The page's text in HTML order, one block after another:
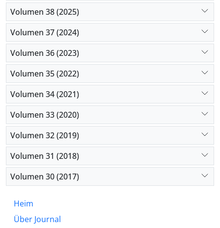
Volumen 38 (2025)
Volumen 37 (2024)
Volumen 36 (2023)
Volumen 35 (2022)
Volumen 34 (2021)
Volumen 33 (2020)
Volumen 32 (2019)
Volumen 31 (2018)
Volumen 30 (2017)
Heim
Über Journal